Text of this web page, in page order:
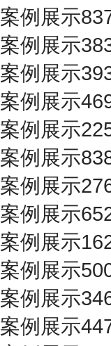
案例展示
案例展示
案例展示
案例展示
案例展示
案例展示
案例展示
案例展示
案例展示
案例展示
案例展示
案例展示